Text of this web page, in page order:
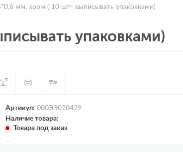
мм, хром ( 10 шт- выписывать упаковками)
упаковками)
Артикул: 000ЭЭ020429
Наличие товара:
Товара под заказ